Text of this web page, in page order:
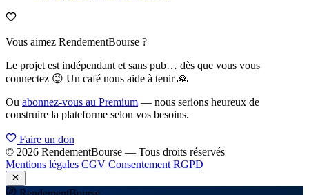
Vous aimez RendementBourse ?
Le projet est indépendant et sans pub… dès que vous vous
connectez 😉 Un café nous aide à tenir 🙏
Ou abonnez-vous au Premium — nous serions heureux de
construire la plateforme selon vos besoins.
Faire un don
© 2026 RendementBourse — Tous droits réservés
Mentions légales CGV Consentement RGPD